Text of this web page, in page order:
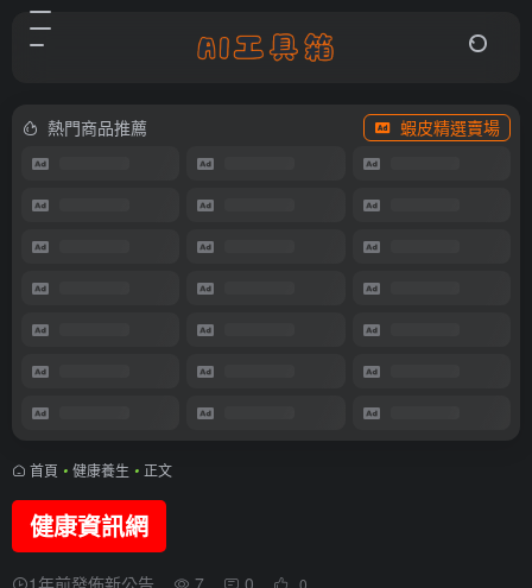
熱門商品推薦 蝦皮精選賣場
首頁 • 健康養生 • 正文
健康資訊網
1年前發佈新公告 7 0 0